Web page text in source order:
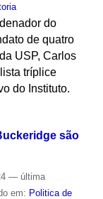
do
de quatro
USP, Carlos
tríplice
do Instituto.
são
— última
em: Politica de